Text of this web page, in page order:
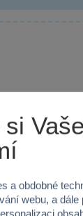
a obdobné
webu, a